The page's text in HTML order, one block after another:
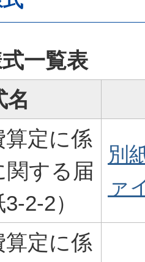
一覧表
名
算定に係
関する届
2-2）
別
ァ
算定に係